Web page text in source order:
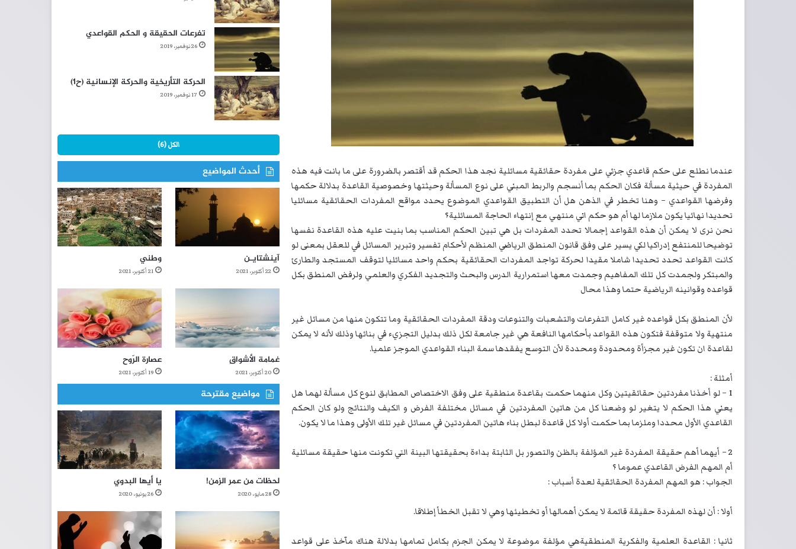
عندما نطلع على حكم قاعدي جزئي على مفردة حقائقية مسائلية نجد هذا الحكم قد أقتصر بالضرورة على ما بانت فيه هذه
المفردة في حيثية مسألة فكان الحكم بما أنسجم والربط المبني على نوع المسألة وحيثتها وخصوصية القاعدة بدلالة حكمها
وفرضها القواعدي – وهنا تخطر في الذهن هل أن التطبيق القواعدي الموضوع يحدد مواقع المفردات الحقائقية مسائليا
تحديدا نهائيا يكون ملازما لها أم هو حكم اني منتهي مع إنتهاء الحاجة المسائلية؟
نحن نرى لا يمكن أن هذه القواعد إجمالا تحدد المفردات بل هي تبين الحكم المناسب بما بنيت عليه هذه القاعدة نفسها
توضيحا للمنتفع إدراكيا لكي يسير على وفق قانون المنطق الرياضي المنظم لأحكام تفسير وتبرير المسائل في للعقل بمعنى لو
كانت القواعد تحدد تحديدا شاملا مقيدا لحركة تواجد المفردات الحقائقية بحكم واحد مسائليا لتوقف المستجد والطارئ
والمبتكر ولجمدت كل تلك المفاهيم وجمدت معها استمرارية الدرس والبحث والتجديد الفكري والعلمي ولرفض المنطق بكل
قواعده وقوانينه الرياضية حتما وهذا محال
لأن المنطق بكل قواعده غير كامل التفرعات والتشعبات والتنوعات ودقة المفردات الحقائقية وما تتكون منها من مسائل غير
منتهية ولا متوقفة فتكون هذه القواعد بأحكامها النافعة هي غير جامعة لكل ذلك بدليل التجزيء في بنائها وذلك لأنه لا يمكن
لقاعدة ان تكون غير مجزأة ومحدودة ومحددة لأن التوسع يفقدها سمة البناء القواعدي الموجز علميا.
أمثلة :
1 – لو أخذنا مفردتين حقائقيتين وكل منهما حكمت بقاعدة منطقية على وفق الاختصاص المطابق لنوع كل مسألة لهما هل
يعني هذا الحكم لا يتغير لو وضعنا كل من هاتين المفردتين في مسائل مختلفة الفرض و الكيف والنتائج ولو كان الحكم
القاعدي الأول محددا وملزما بما حكمت أولا كل قاعدة لبطل بناء هاتين المفردتين في مسائل غير تلك الأولى وهذا ما لا يكون.
2 – أيهما أهم حقيقة المفردة غير المؤلفة بالظن والتصور بل الثابتة بداءة بحقيقتها البينة التي تكونت منها حقيقة مسائلية
أم المهم الفرض القاعدي عموما ؟
الجواب : هو المهم المفردة الحقائقية لعدة أسباب :
أولا : أن لهذه المفردة حقيقة قائمة لا يمكن أهمالها أو تخطيئها وهي لا تقبل الخطأ إطلاقا.
ثانيا : القاعدة العلمية والفكرية المنطقيةهي مؤلفة موضوعة لا يمكن الجزم بكامل تمامها بدلالة هناك مآخذ على قواعد
تفرعات الحقيقة و الحكم القواعدي
26 نوفمبر، 2019
الحركة التأريخية والحركة الإنسانية (ح1)
17 نوفمبر، 2019
الكل (6)
أحدث المواضيع
آينشتايـن
22 أكتوبر، 2021
وطني
21 أكتوبر، 2021
غمامة الأشواقِ
20 أكتوبر، 2021
عصارة الرّوح
19 أكتوبر، 2021
مواضيع مقترحة
لحظات من عمر الزمن!
28 مايو، 2020
يا أيها البدوي
26 يونيو، 2020